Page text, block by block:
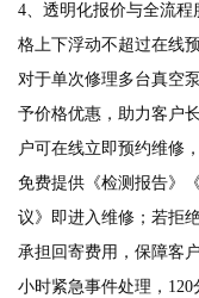
4、透明化报价与全流
格上下浮动不超过在线
对于单次修理多台真空
予价格优惠，助力客户
户可在线立即预约维修
免费提供《检测报告》
议》即进入维修；若拒
承担回寄费用，保障客
小时紧急事件处理，